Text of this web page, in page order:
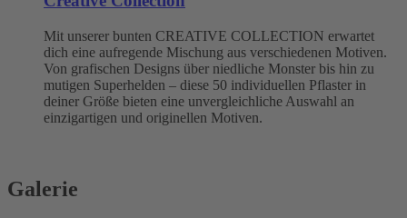
Mit unserer bunten CREATIVE COLLECTION erwartet
dich eine aufregende Mischung aus verschiedenen Motiven.
Von grafischen Designs über niedliche Monster bis hin zu
mutigen Superhelden – diese 50 individuellen Pflaster in
deiner Größe bieten eine unvergleichliche Auswahl an
einzigartigen und originellen Motiven.
Galerie